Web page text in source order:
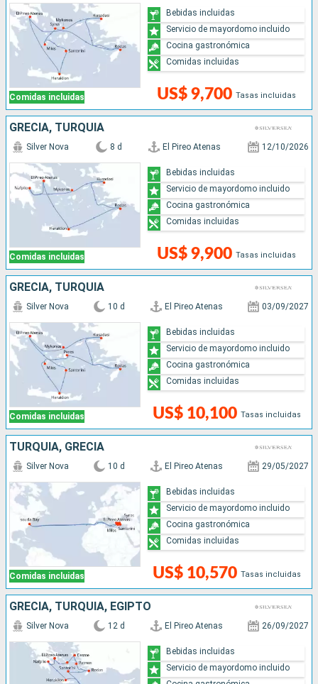
Comidas incluidas US$ 9,700 Tasas incluidas
Bebidas incluidas
Servicio de mayordomo incluido
Cocina gastronómica
Comidas incluidas
GRECIA, TURQUÍA
Comidas incluidas
Silver Nova 8 d El Pireo Atenas 12/10/2026
US$ 9,900 Tasas incluidas
Bebidas incluidas
Servicio de mayordomo incluido
Cocina gastronómica
Comidas incluidas
GRECIA, TURQUÍA
Comidas incluidas
Silver Nova 10 d El Pireo Atenas 03/09/2027
US$ 10,100 Tasas incluidas
Bebidas incluidas
Servicio de mayordomo incluido
Cocina gastronómica
Comidas incluidas
TURQUÍA, GRECIA
Comidas incluidas
Silver Nova 10 d El Pireo Atenas 29/05/2027
US$ 10,570 Tasas incluidas
Bebidas incluidas
Servicio de mayordomo incluido
Cocina gastronómica
Comidas incluidas
GRECIA, TURQUÍA, EGIPTO
Silver Nova 12 d El Pireo Atenas 26/09/2027
Bebidas incluidas
Servicio de mayordomo incluido